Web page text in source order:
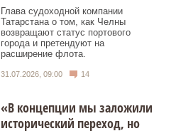
Глава судоходной компании
Татарстана о том, как Челны
возвращают статус портового
города и претендуют на
расширение флота.
31.07.2026, 09:00 14
«В концепции мы заложили
исторический переход, но